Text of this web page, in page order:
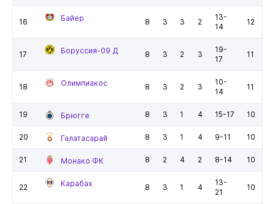
16 Байер 8 3 3 2
13-
14
12
17 Боруссия-09 Д 8 3 2 3
19-
17
11
18 Олимпиакос 8 3 2 3
10-
14
11
19 Брюгге 8 3 1 4 15-17 10
20 Галатасарай 8 3 1 4 9-11 10
21 Монако ФК 8 2 4 2 8-14 10
22 Карабах 8 3 1 4
13-
21
10